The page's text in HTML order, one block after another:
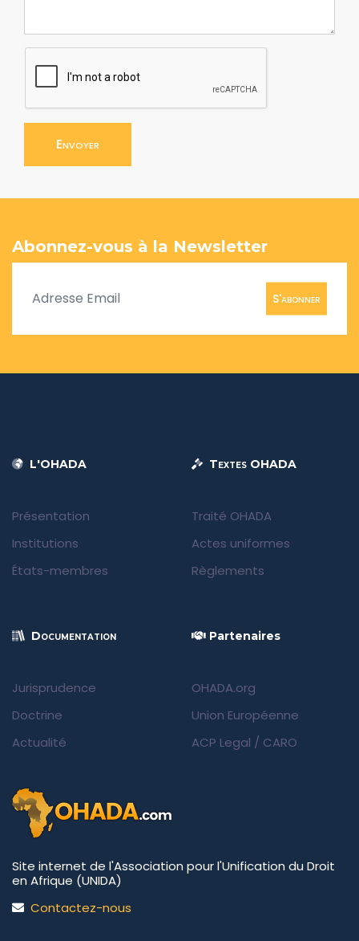
Envoyer
Abonnez-vous à la Newsletter
S'abonner
L'OHADA
Présentation
Institutions
États-membres
Textes OHADA
Traité OHADA
Actes uniformes
Règlements
Documentation
Jurisprudence
Doctrine
Actualité
Partenaires
OHADA.org
Union Européenne
ACP Legal / CARO
Site internet de l'Association pour l'Unification du Droit
en Afrique (UNIDA)
Contactez-nous